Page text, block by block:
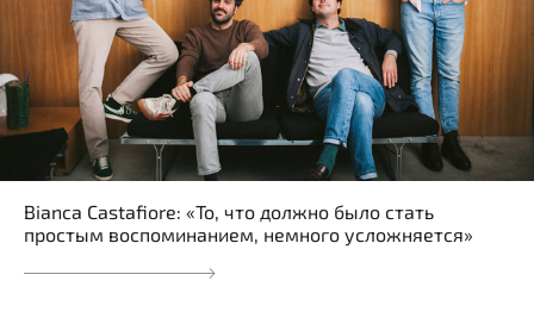
Bianca Castafiore: «То, что должно было стать
простым воспоминанием, немного усложняется»